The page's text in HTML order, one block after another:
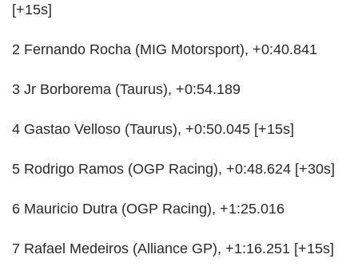
[+15s]
2 Fernando Rocha (MIG Motorsport), +0:40.841
3 Jr Borborema (Taurus), +0:54.189
4 Gastao Velloso (Taurus), +0:50.045 [+15s]
5 Rodrigo Ramos (OGP Racing), +0:48.624 [+30s]
6 Mauricio Dutra (OGP Racing), +1:25.016
7 Rafael Medeiros (Alliance GP), +1:16.251 [+15s]